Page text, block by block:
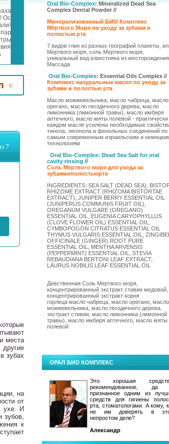
изо рта
Осветление и
Лечение
в
всего за
Эксклюзивное предложение
для стоматологов!
Специальные цены и подарки!
Мы возвращаем к Вам
уйти к Вашим конкурентам.
Звоните - +7 4912
места
зубах
на
от
ухе. И
зубов,
к
Oral Bio-Complex: Mineralized Dead Sea
Complex Dental Powder //
Минерализованный БИО Комплекс
Мёртвого Моря по уходу за зубами и
полостью рта
7 видов глин из разных географий планеты, ил
Мертвого моря, соль Мертвого моря,
уникальный вид известняка из месторождения
Массада
Oral Bio-Complex: Essential Oils Complex //
Комплекс натуральных масел по уходу за
зубами и полостью рта
Масло можжевельника, масло чабреца, масло
орегано, масло гвоздичного дерева, масло
лимонника (лимонной травы), масло имбиря
аптечного, масло мяты полевой - практически
каждом масле усилены необходимые
тинола, эвгенола и фенольных соединений по
самым современным израильским и
технологиям
Oral Bio-Complex: Dead Sea Salt for oral
cavity rinsing //
Соль Мёртвого моря для ухода за
зубамииполостьюрта
INGREDIENTS: SEA SALT (DEAD SEA),
RHIZOME EXTRACT (RHIZOMA BISTORTAE
EXTRACT), JUNIPER BERRY ESSENTIAL OIL
(JUNIPERUS COMMUNIS FRUIT OIL),
OREGANUM VULGARE (OREGANO)
ESSENTIAL OIL, EUGENIA CARYOPHYLLUS
(CLOVE FLOWER OIL) ESSENTIAL OIL,
CYMBOPOGON CITRATUS ESSENTIAL OIL
THYMUS VULGARIS ESSENTIAL OIL,
OFFICINALE (GINGER) ROOT PURE
ESSENTIAL OIL, MENTHA ARVENSIS
(PEPPERMINT) ESSENTIAL OIL, STEVIA
REBAUDIANA BERTONI LEAF EXTRACT,
LAURUS NOBILIS LEAF ESSENTIAL OIL
Девственная Соль Мертвого моря,
концентрированный экстракт стивии медовой,
концентрированный экстракт корня
горлеца масло чабреца, масло орегано, масло
можжевельника, масло гвоздичного дерева,
экстракт стивии, масло лимонника (лимонной
травы), масло имбиря аптечного, масло мяты
полевой
ОРАЛ БИО КОМПЛЕКС
Это хорошая
рекомендованное, да
признанное одним из
средств для гигиены
рта, стоматологами. А кому,
не им доверять в
непростом деле?
Александр